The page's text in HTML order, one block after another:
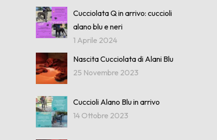
Cucciolata Q in arrivo: cuccioli
alano blu e neri
1 Aprile 2024
Nascita Cucciolata di Alani Blu
25 Novembre 2023
Cuccioli Alano Blu in arrivo
14 Ottobre 2023